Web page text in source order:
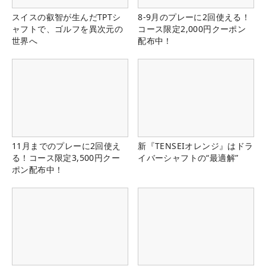
スイスの叡智が生んだTPTシ
ャフトで、ゴルフを異次元の
世界へ
8-9月のプレーに2回使える！
コース限定2,000円クーポン
配布中！
11月までのプレーに2回使え
る！コース限定3,500円クー
ポン配布中！
新『TENSEIオレンジ』はドラ
イバーシャフトの“最適解”